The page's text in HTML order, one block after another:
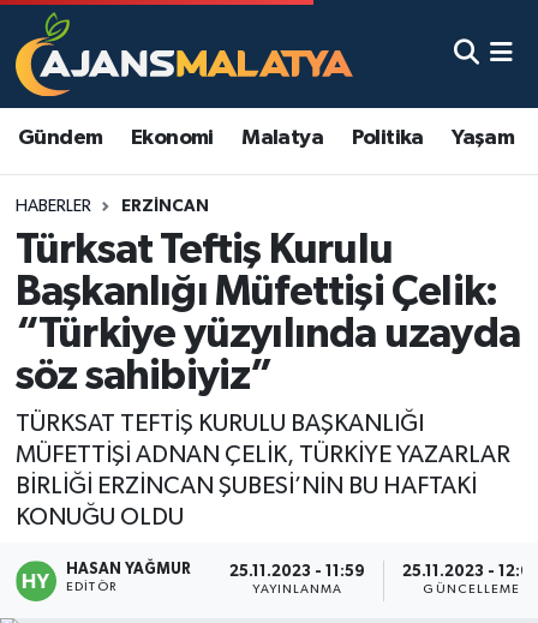
Gündem Ekonomi Malatya Politika Yaşam
HABERLER ERZINCAN
Türksat Teftiş Kurulu
Başkanlığı Müfettişi Çelik:
“Türkiye yüzyılında uzayda
söz sahibiyiz”
TÜRKSAT TEFTİŞ KURULU BAŞKANLIĞI
MÜFETTİŞİ ADNAN ÇELİK, TÜRKİYE YAZARLAR
BİRLİĞİ ERZİNCAN ŞUBESİ’NİN BU HAFTAKİ
KONUĞU OLDU
HASAN YAĞMUR
EDITÖR
25.11.2023 - 11:59
YAYINLANMA
25.11.2023 -
GÜNCELLEME
Asayiş
Eğitim
Ekonomi
Gündem
Kültür & Sanat
Magazin
Politika
Malatya Nöbetçi Eczaneler
Malatya Namaz Vakitleri
Malatya Trafik Yoğunluk Haritası
TFF 3.Lig 2.Grup Puan Durumu ve Fikstür
Tüm Manşetler
Son Dakika Haberleri
Haber Arşivi